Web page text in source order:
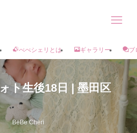
べべシェリとは ギャラリー ブ
ト生後18日 | 墨田区
BeBe Cheri